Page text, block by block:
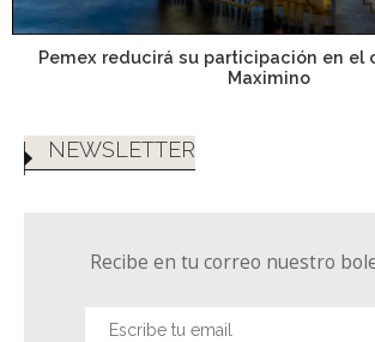
Pemex reducirá su participación en el
Maximino
NEWSLETTER
Recibe en tu correo nuestro